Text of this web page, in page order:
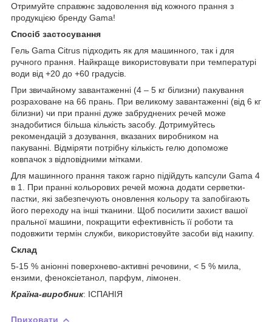
Отримуйте справжнє задоволення від кожного прання з
продукцією бренду Gama!
Спосіб застосування
Гель Gama Citrus підходить як для машинного, так і для
ручного прання. Найкраще використовувати при температурі
води від +20 до +60 градусів.
При звичайному завантаженні (4 – 5 кг білизни) пакування
розраховане на 66 прань. При великому завантаженні (від 6 кг
білизни) чи при пранні дуже забруднених речей може
знадобитися більша кількість засобу. Дотримуйтесь
рекомендацій з дозування, вказаних виробником на
пакуванні. Відміряти потрібну кількість гелю допоможе
ковпачок з відповідними мітками.
Для машинного прання також гарно підійдуть капсули Gama 4
в 1. При пранні кольорових речей можна додати серветки-
пастки, які забезпечують оновлення кольору та запобігають
його переходу на інші тканини. Щоб посилити захист вашої
пральної машини, покращити ефективність її роботи та
подовжити термін служби, використовуйте засоби від накипу.
Склад
5-15 % аніонні поверхнево-активні речовини, < 5 % мила,
ензими, феноксіетанол, парфум, лімонен.
Країна-виробник: ІСПАНІЯ
Приховати